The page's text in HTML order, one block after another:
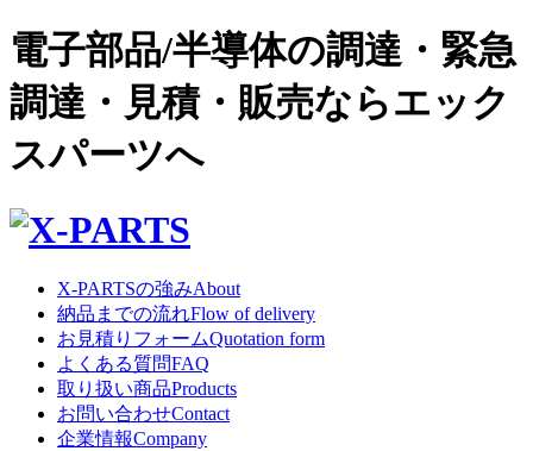
電子部品/半導体の調達・緊急
調達・見積・販売ならエック
スパーツへ
X-PARTSの強みAbout
納品までの流れFlow of delivery
お見積りフォームQuotation form
よくある質問FAQ
取り扱い商品Products
お問い合わせContact
企業情報Company